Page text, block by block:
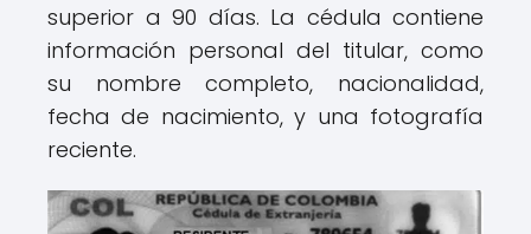
superior a 90 días. La cédula contiene
información personal del titular, como
su nombre completo, nacionalidad,
fecha de nacimiento, y una fotografía
reciente.